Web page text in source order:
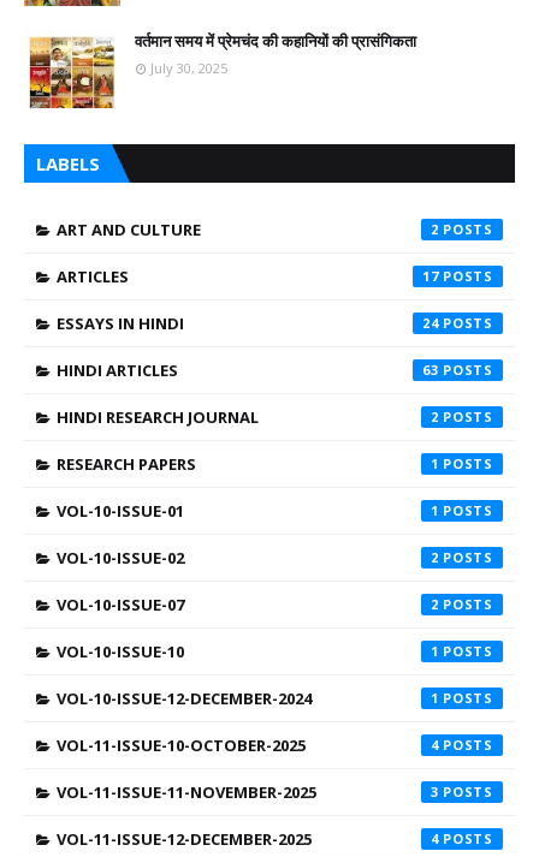
वर्तमान समय में प्रेमचंद की कहानियों की प्रासंगिकता
July 30, 2025
LABELS
ART AND CULTURE 2
ARTICLES 17
ESSAYS IN HINDI 24
HINDI ARTICLES 63
HINDI RESEARCH JOURNAL 2
RESEARCH PAPERS 1
VOL-10-ISSUE-01 1
VOL-10-ISSUE-02 2
VOL-10-ISSUE-07 2
VOL-10-ISSUE-10 1
VOL-10-ISSUE-12-DECEMBER-2024 1
VOL-11-ISSUE-10-OCTOBER-2025 4
VOL-11-ISSUE-11-NOVEMBER-2025 3
VOL-11-ISSUE-12-DECEMBER-2025 4